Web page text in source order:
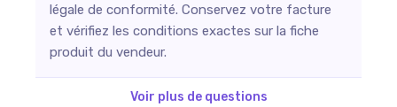
légale de conformité. Conservez votre facture
et vérifiez les conditions exactes sur la fiche
produit du vendeur.
Voir plus de questions